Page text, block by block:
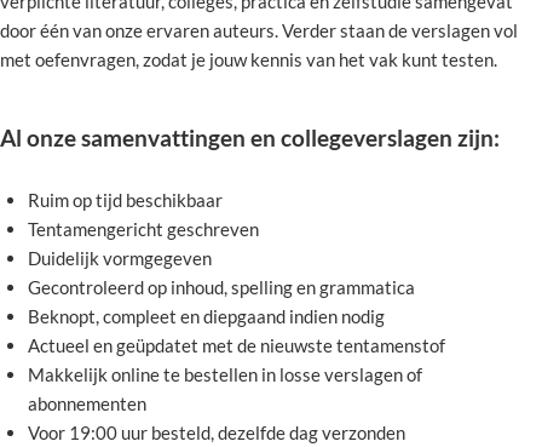
door één van onze ervaren auteurs. Verder staan de verslagen vol
met oefenvragen, zodat je jouw kennis van het vak kunt testen.
Al onze samenvattingen en collegeverslagen zijn:
Ruim op tijd beschikbaar
Tentamengericht geschreven
Duidelijk vormgegeven
Gecontroleerd op inhoud, spelling en grammatica
Beknopt, compleet en diepgaand indien nodig
Actueel en geüpdatet met de nieuwste tentamenstof
Makkelijk online te bestellen in losse verslagen of
abonnementen
Voor 19:00 uur besteld, dezelfde dag verzonden